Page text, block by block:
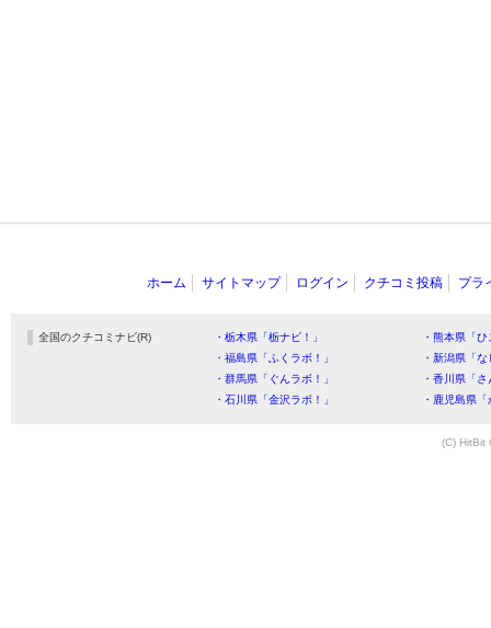
ホーム サイトマップ ログイン クチコミ投稿 プラ
全国のクチコミナビ(R) ・栃木県「栃ナビ！」
・熊本県「
・福島県「ふくラボ！」
・新潟県「
・群馬県「ぐんラボ！」
・香川県「
・石川県「金沢ラボ！」
・鹿児島県
(C) HitBit